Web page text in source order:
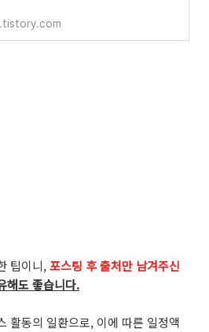
팁이니,포스팅 후 출처만 남겨주신
해도 좋습니다.
활동의 일환으로, 이에 따른 일정액